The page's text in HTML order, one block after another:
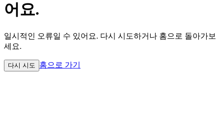
어요.
일시적인 오류일 수 있어요. 다시 시도하거나 홈으로 돌아가보
세요.
다시 시도 홈으로 가기